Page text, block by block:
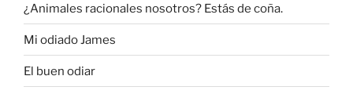
¿Animales racionales nosotros? Estás de coña.
Mi odiado James
El buen odiar